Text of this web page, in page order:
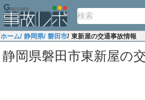
ホーム/ 静岡県/ 磐田市/ 東新屋の交通事故情報
静岡県磐田市東新屋の